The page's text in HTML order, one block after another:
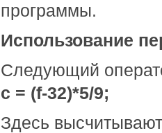
программы.
Использование
Следующий
c = (f-32)*5/9;
Здесь